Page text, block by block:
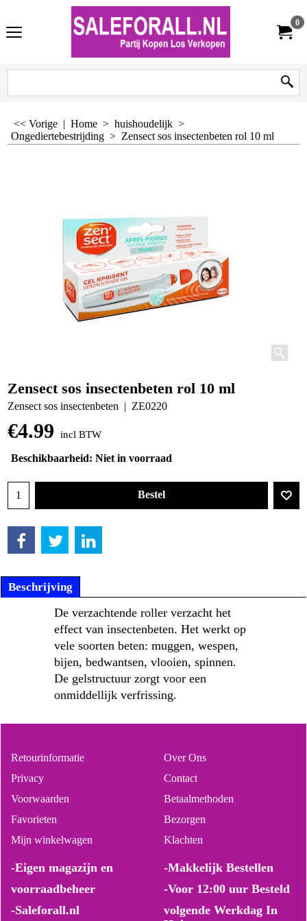
0
<< Vorige | Home > huishoudelijk >
Ongediertebestrijding > Zensect sos insectenbeten rol 10 ml
Zensect sos insectenbeten rol 10 ml
Zensect sos insectenbeten ZE0220
€4.99 incl BTW
Beschikbaarheid: Niet in voorraad
Bestel
Beschrijving
De verzachtende roller verzacht het
effect van insectenbeten. Het werkt op
vele soorten beten: muggen, wespen,
bijen, bedwantsen, vlooien, spinnen.
De gelstructuur zorgt voor een
onmiddellijk verfrissing.
Over Ons
Contact
Betaalmethoden
Bezorgen
Klachten
Retourinformatie
Privacy
Voorwaarden
Favorieten
Mijn winkelwagen
-Makkelijk Bestellen
-Voor 12:00 uur Besteld
volgende Werkdag In
-Eigen magazijn en
voorraadbeheer
-Saleforall.nl